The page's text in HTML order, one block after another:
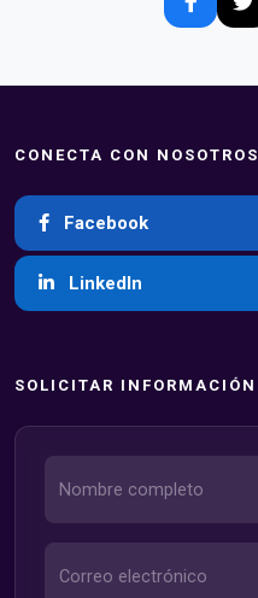
CONECTA CON NOSOTROS
Facebook
LinkedIn
SOLICITAR INFORMACIÓN